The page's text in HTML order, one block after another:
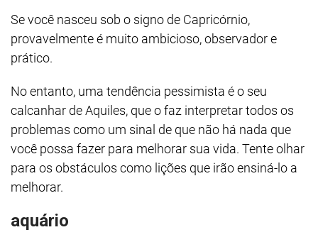
Se você nasceu sob o signo de Capricórnio,
provavelmente é muito ambicioso, observador e
prático.
No entanto, uma tendência pessimista é o seu
calcanhar de Aquiles, que o faz interpretar todos os
problemas como um sinal de que não há nada que
você possa fazer para melhorar sua vida. Tente olhar
para os obstáculos como lições que irão ensiná-lo a
melhorar.
aquário